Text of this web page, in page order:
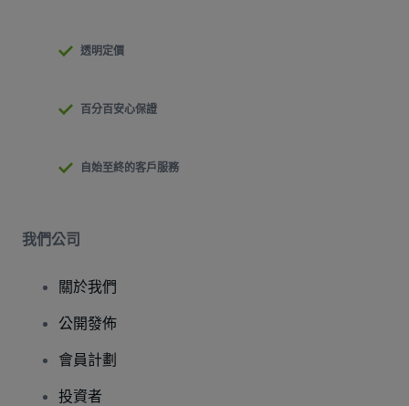
透明定價
百分百安心保證
自始至終的客戶服務
我們公司
關於我們
公開發佈
會員計劃
投資者